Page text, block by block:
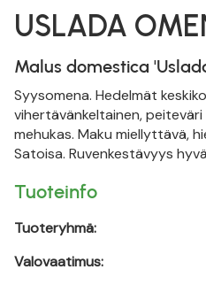
USLADA
Malus domestica
Syysomena. Hedelmät
vihertävänkeltainen,
mehukas. Maku miellyttävä,
Satoisa. Ruvenkestävyys
Tuoteinfo
Tuoteryhmä:
Valovaatimus: